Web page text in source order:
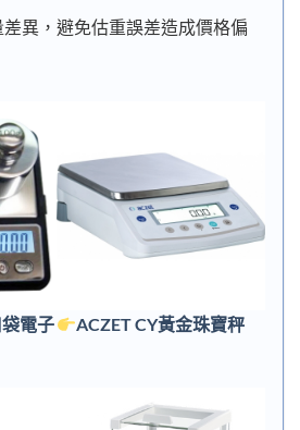
異，避免估重誤差造成價格偏
電子
ACZET CY黃金珠寶秤